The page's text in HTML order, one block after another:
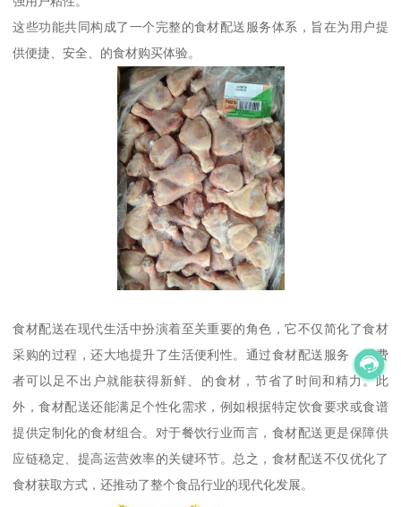
这些功能共同构成了一个完整的食材配送服务体系，旨在为用户提
供便捷、安全、的食材购买体验。
食材配送在现代生活中扮演着至关重要的角色，它不仅简化了食材
采购的过程，还大地提升了生活便利性。通过食材配送服务，消费
者可以足不出户就能获得新鲜、的食材，节省了时间和精力。此
外，食材配送还能满足个性化需求，例如根据特定饮食要求或食谱
提供定制化的食材组合。对于餐饮行业而言，食材配送更是保障供
应链稳定、提高运营效率的关键环节。总之，食材配送不仅优化了
食材获取方式，还推动了整个食品行业的现代化发展。